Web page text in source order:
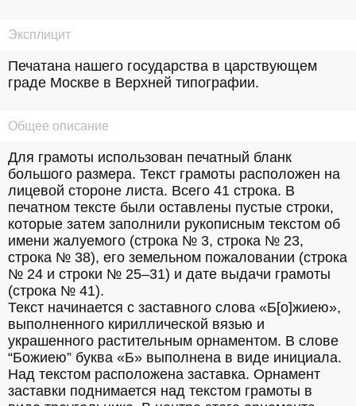
Эксплицит
Печатана нашего государства в царствующем
граде Москве в Верхней типографии.
Общее описание
Для грамоты использован печатный бланк
большого размера. Текст грамоты расположен на
лицевой стороне листа. Всего 41 строка. В
печатном тексте были оставлены пустые строки,
которые затем заполнили рукописным текстом об
имени жалуемого (строка № 3, строка № 23,
строка № 38), его земельном пожаловании (строка
№ 24 и строки № 25–31) и дате выдачи грамоты
(строка № 41).
Текст начинается с заставного слова «Б[о]жиею»,
выполненного кириллической вязью и
украшенного растительным орнаментом. В слове
“Божиею” буква «Б» выполнена в виде инициала.
Над текстом расположена заставка. Орнамент
заставки поднимается над текстом грамоты в